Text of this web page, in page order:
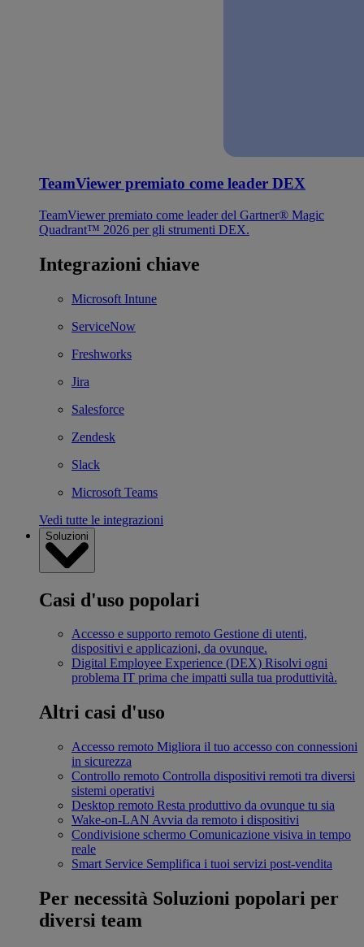
TeamViewer premiato come leader DEX
TeamViewer premiato come leader del Gartner® Magic
Quadrant™ 2026 per gli strumenti DEX.
Integrazioni chiave
Microsoft Intune
ServiceNow
Freshworks
Jira
Salesforce
Zendesk
Slack
Microsoft Teams
Vedi tutte le integrazioni
Soluzioni
Casi d'uso popolari
Accesso e supporto remoto Gestione di utenti,
dispositivi e applicazioni, da ovunque.
Digital Employee Experience (DEX) Risolvi ogni
problema IT prima che impatti sulla tua produttività.
Altri casi d'uso
Accesso remoto Migliora il tuo accesso con connessioni
in sicurezza
Controllo remoto Controlla dispositivi remoti tra diversi
sistemi operativi
Desktop remoto Resta produttivo da ovunque tu sia
Wake-on-LAN Avvia da remoto i dispositivi
Condivisione schermo Comunicazione visiva in tempo
reale
Smart Service Semplifica i tuoi servizi post-vendita
Per necessità Soluzioni popolari per
diversi team